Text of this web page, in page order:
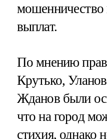
мошенничество
выплат.
По мнению
Крутько,
Жданов были
что на город
стихия, однако